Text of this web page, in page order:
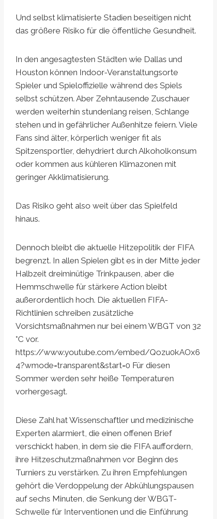
Und selbst klimatisierte Stadien beseitigen nicht
das größere Risiko für die öffentliche Gesundheit.
In den angesagtesten Städten wie Dallas und
Houston können Indoor-Veranstaltungsorte
Spieler und Spieloffizielle während des Spiels
selbst schützen. Aber Zehntausende Zuschauer
werden weiterhin stundenlang reisen, Schlange
stehen und in gefährlicher Außenhitze feiern. Viele
Fans sind älter, körperlich weniger fit als
Spitzensportler, dehydriert durch Alkoholkonsum
oder kommen aus kühleren Klimazonen mit
geringer Akklimatisierung.
Das Risiko geht also weit über das Spielfeld
hinaus.
Dennoch bleibt die aktuelle Hitzepolitik der FIFA
begrenzt. In allen Spielen gibt es in der Mitte jeder
Halbzeit dreiminütige Trinkpausen, aber die
Hemmschwelle für stärkere Action bleibt
außerordentlich hoch. Die aktuellen FIFA-
Richtlinien schreiben zusätzliche
Vorsichtsmaßnahmen nur bei einem WBGT von 32
°C vor.
https://www.youtube.com/embed/Qozu0kAOx6
4?wmode=transparent&start=0 Für diesen
Sommer werden sehr heiße Temperaturen
vorhergesagt.
Diese Zahl hat Wissenschaftler und medizinische
Experten alarmiert, die einen offenen Brief
verschickt haben, in dem sie die FIFA auffordern,
ihre Hitzeschutzmaßnahmen vor Beginn des
Turniers zu verstärken. Zu ihren Empfehlungen
gehört die Verdoppelung der Abkühlungspausen
auf sechs Minuten, die Senkung der WBGT-
Schwelle für Interventionen und die Einführung